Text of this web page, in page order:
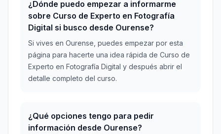
¿Dónde puedo empezar a informarme
sobre Curso de Experto en Fotografía
Digital si busco desde Ourense?
Si vives en Ourense, puedes empezar por esta
página para hacerte una idea rápida de Curso de
Experto en Fotografía Digital y después abrir el
detalle completo del curso.
¿Qué opciones tengo para pedir
información desde Ourense?